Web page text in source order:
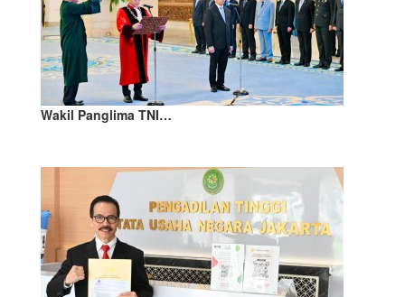
Wakil Panglima TNI…